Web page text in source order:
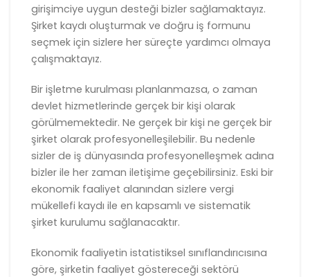
girişimciye uygun desteği bizler sağlamaktayız.
Şirket kaydı oluşturmak ve doğru iş formunu
seçmek için sizlere her süreçte yardımcı olmaya
çalışmaktayız.
Bir işletme kurulması planlanmazsa, o zaman
devlet hizmetlerinde gerçek bir kişi olarak
görülmemektedir. Ne gerçek bir kişi ne gerçek bir
şirket olarak profesyonelleşilebilir. Bu nedenle
sizler de iş dünyasında profesyonelleşmek adına
bizler ile her zaman iletişime geçebilirsiniz. Eski bir
ekonomik faaliyet alanından sizlere vergi
mükellefi kaydı ile en kapsamlı ve sistematik
şirket kurulumu sağlanacaktır.
Ekonomik faaliyetin istatistiksel sınıflandırıcısına
göre, şirketin faaliyet göstereceği sektörü